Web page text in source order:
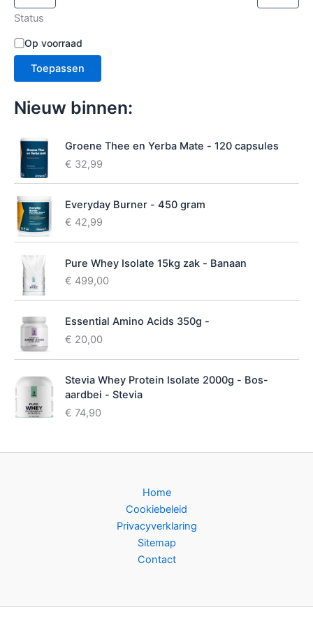
c
e
r
n
Status
B
e
c
i
r
h
e
d
Op voorraad
Toepassen
Nieuw binnen:
Groene Thee en Yerba Mate - 120 capsules
€ 32,99
Everyday Burner - 450 gram
€ 42,99
Pure Whey Isolate 15kg zak - Banaan
€ 499,00
Essential Amino Acids 350g -
€ 20,00
Stevia Whey Protein Isolate 2000g - Bos-
aardbei - Stevia
€ 74,90
Home
Cookiebeleid
Privacyverklaring
Sitemap
Contact